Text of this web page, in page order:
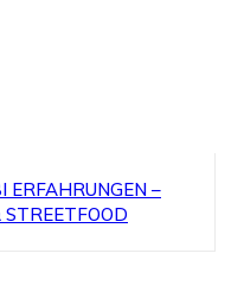
ERFAHRUNGEN –